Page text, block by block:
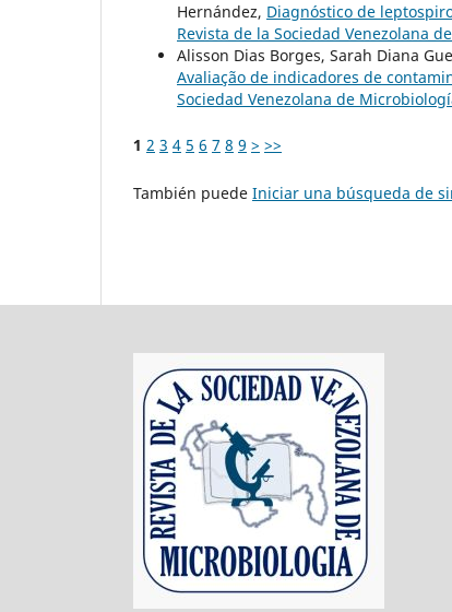
Hernández, Diagnóstico de
Revista de la Sociedad Venezolana
Alisson Dias Borges, Sarah Diana
Avaliação de indicadores de
Sociedad Venezolana de
1 2 3 4 5 6 7 8 9 > >>
También puede Iniciar una búsqueda de